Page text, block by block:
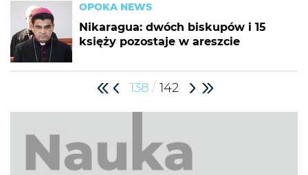
OPOKA NEWS
Nikaragua: dwóch biskupów i 15
księży pozostaje w areszcie
138 / 142